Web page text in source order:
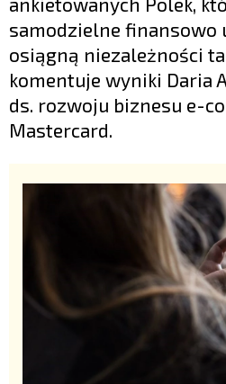
samodzielne finansowo
osiągną niezależności
komentuje wyniki Daria
ds. rozwoju biznesu e-
Mastercard.